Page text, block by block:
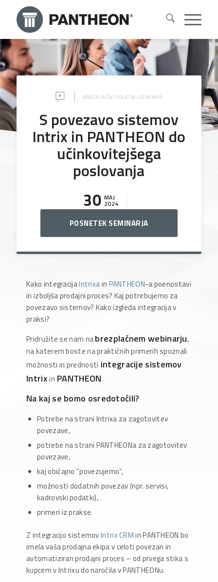
BREZPLAČNI SPLETNI SEMINAR
S povezavo sistemov
Intrix in PANTHEON do
učinkovitejšega
poslovanja
30 MAJ
2024
POSNETEK SEMINARJA
Kako integracijaIntrixain PANTHEON-a poenostavi
in izboljša prodajni proces? Kaj potrebujemo za
povezavo sistemov? Kako izgleda integracija v
praksi?
Pridružite se nam nabrezplačnem webinarju,
na katerem boste na praktičnih primerih spoznali
možnosti in prednosti integracije sistemov
Intrixin PANTHEON.
Na kaj se bomo osredotočili?
Potrebe na strani Intrixa za zagotovitev
povezave,
potrebe na strani PANTHEONa za zagotovitev
povezave,
kaj običajno “povezujemo”,
možnosti dodatnih povezav (npr. servisi,
kadrovski podatki),
primeri iz prakse.
Z integracijo sistemovIntrix CRMin PANTHEON bo
imela vaša prodajna ekipa v celoti povezan in
avtomatiziran prodajni proces – od prvega stika s
kupcem v Intrixu do naročila v PANTHEONu.